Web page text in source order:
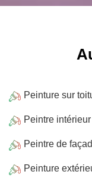
Peinture sur
Peintre
Peintre de
Peinture